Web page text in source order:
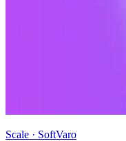
Scale · SoftVaro